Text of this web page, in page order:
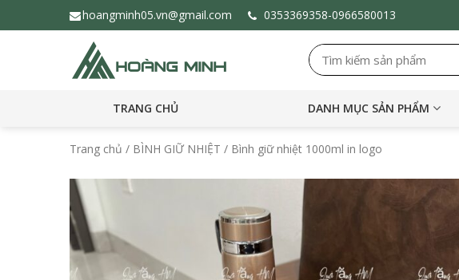
hoangminh05.vn@gmail.com 0353369358-0966580013
TRANG CHỦ DANH MỤC SẢN PHẨM
Trang chủ / BÌNH GIỮ NHIỆT / Bình giữ nhiệt 1000ml in logo